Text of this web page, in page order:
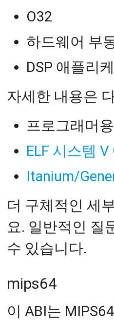
O32
하드웨어 부
DSP 애플리
자세한 내용은
프로그래머
ELF 시스템
Itanium/
더 구체적인 세
요. 일반적인 질
수 있습니다.
mips64
이 ABI는